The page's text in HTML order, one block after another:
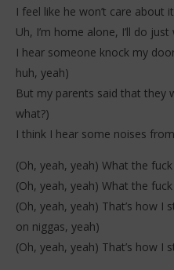
NOW
PinkPantheress ft JT –
janvier
2026
Stone
I feel like he won’t care about
Uh, I’m home alone, I’ll do
I hear someone knock my
huh, yeah)
But my parents said that they
what?)
I think I hear some noises
(Oh, yeah, yeah) What the
(Oh, yeah, yeah) What the
(Oh, yeah, yeah) That’s how I
on niggas, yeah)
(Oh, yeah, yeah) That’s how I